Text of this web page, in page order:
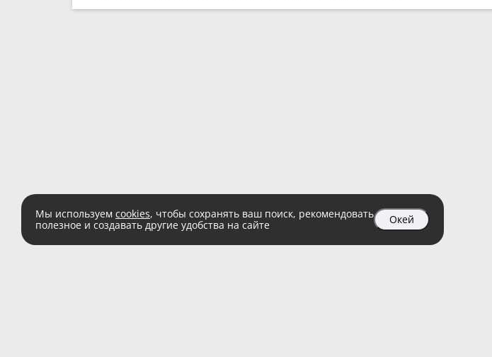
Мы используем cookies, чтобы сохранять ваш поиск, рекомендовать
полезное и создавать другие удобства на сайте
Окей